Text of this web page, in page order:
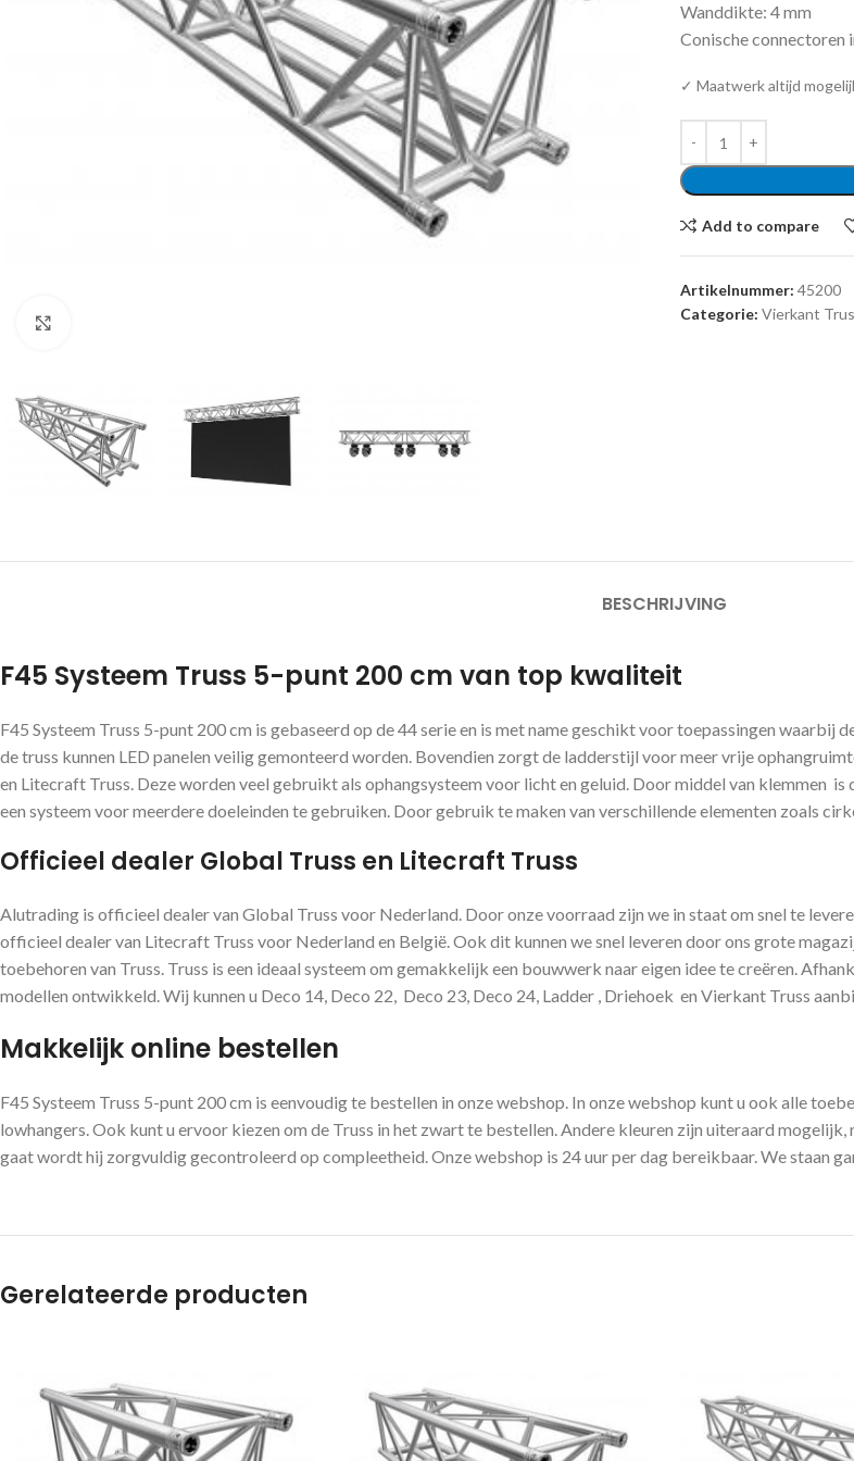
Wanddikte: 4 mm
Conische connectoren
✓ Maatwerk altijd
Add to compare
Artikelnummer: 45200
Categorie: Vierkant
BESCHRIJVING
F45 Systeem Truss 5-punt 200 cm van top kwaliteit
F45 Systeem Truss 5-punt 200 cm is gebaseerd op de 44 serie en is met name geschikt voor toepassingen waarbij
de truss kunnen LED panelen veilig gemonteerd worden. Bovendien zorgt de ladderstijl voor meer vrije
en Litecraft Truss. Deze worden veel gebruikt als ophangsysteem voor licht en geluid. Door middel van klemmen
een systeem voor meerdere doeleinden te gebruiken. Door gebruik te maken van verschillende elementen zoals
Officieel dealer Global Truss en Litecraft Truss
Alutrading is officieel dealer van Global Truss voor Nederland. Door onze voorraad zijn we in staat om snel te
officieel dealer van Litecraft Truss voor Nederland en België. Ook dit kunnen we snel leveren door ons grote
toebehoren van Truss. Truss is een ideaal systeem om gemakkelijk een bouwwerk naar eigen idee te creëren.
modellen ontwikkeld. Wij kunnen u Deco 14, Deco 22, Deco 23, Deco 24, Ladder , Driehoek en Vierkant Truss
Makkelijk online bestellen
F45 Systeem Truss 5-punt 200 cm is eenvoudig te bestellen in onze webshop. In onze webshop kunt u ook alle
lowhangers. Ook kunt u ervoor kiezen om de Truss in het zwart te bestellen. Andere kleuren zijn uiteraard
gaat wordt hij zorgvuldig gecontroleerd op compleetheid. Onze webshop is 24 uur per dag bereikbaar. We staan
Gerelateerde producten